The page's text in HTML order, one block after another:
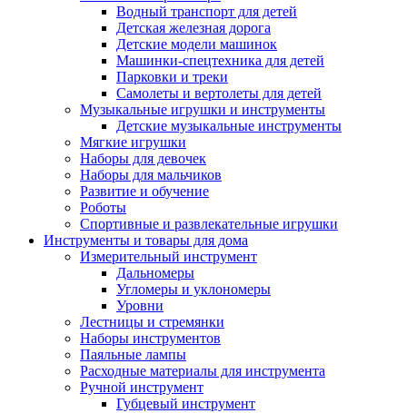
Водный транспорт для детей
Детская железная дорога
Детские модели машинок
Машинки-спецтехника для детей
Парковки и треки
Самолеты и вертолеты для детей
Музыкальные игрушки и инструменты
Детские музыкальные инструменты
Мягкие игрушки
Наборы для девочек
Наборы для мальчиков
Развитие и обучение
Роботы
Спортивные и развлекательные игрушки
Инструменты и товары для дома
Измерительный инструмент
Дальномеры
Угломеры и уклономеры
Уровни
Лестницы и стремянки
Наборы инструментов
Паяльные лампы
Расходные материалы для инструмента
Ручной инструмент
Губцевый инструмент